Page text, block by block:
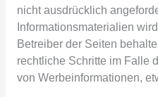
nicht ausdrücklich
Informationsmaterialien
Betreiber der Seiten
rechtliche Schritte im Falle
von Werbeinformationen,